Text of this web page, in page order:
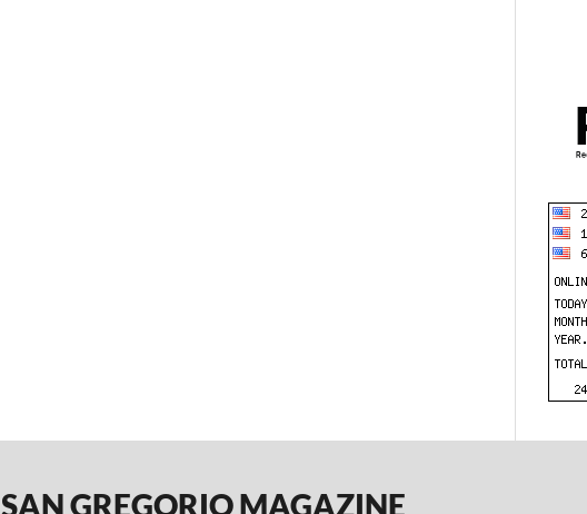
SAN GREGORIO MAGAZINE